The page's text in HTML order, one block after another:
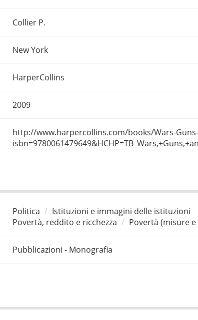
Collier P.
New York
HarperCollins
2009
http://www.harpercollins.com/books/Wars-
Politica
Istituzioni e immagini delle istituzioni
Povertà, reddito e ricchezza
Povertà (misure
Pubblicazioni - Monografia